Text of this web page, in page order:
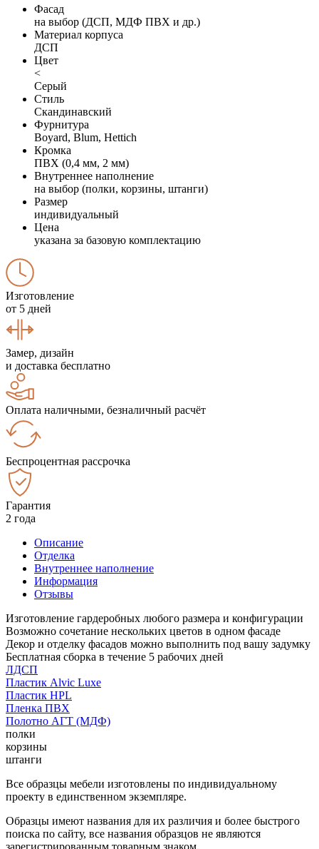
Фасад
на выбор (ДСП, МДФ ПВХ и др.)
Материал корпуса
ДСП
Цвет
<
Серый
Стиль
Скандинавский
Фурнитура
Boyard, Blum, Hettich
Кромка
ПВХ (0,4 мм, 2 мм)
Внутреннее наполнение
на выбор (полки, корзины, штанги)
Размер
индивидуальный
Цена
указана за базовую комплектацию
Изготовление
от 5 дней
Замер, дизайн
и доставка бесплатно
Оплата наличными, безналичный расчёт
Беспроцентная рассрочка
Гарантия
2 года
Описание
Отделка
Внутреннее наполнение
Информация
Отзывы
Изготовление гардеробных любого размера и конфигурации
Возможно сочетание нескольких цветов в одном фасаде
Декор и отделку фасадов можно выполнить под вашу задумку
Бесплатная сборка в течение 5 рабочих дней
ЛДСП
Пластик Alvic Luxe
Пластик HPL
Пленка ПВХ
Полотно АГТ (МДФ)
полки
корзины
штанги
Все образцы мебели изготовлены по индивидуальному
проекту в единственном экземпляре.
Образцы имеют названия для их различия и более быстрого
поиска по сайту, все названия образцов не являются
зарегистрированным товарным знаком.